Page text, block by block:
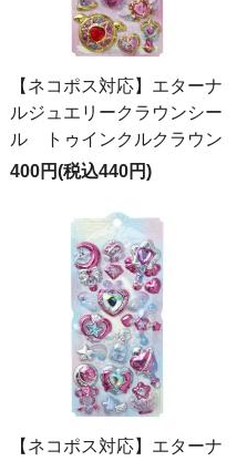
【ネコポス対応】エターナ
ルジュエリークラウンシー
ル トゥインクルクラウン
400円(税込440円)
【ネコポス対応】エターナ